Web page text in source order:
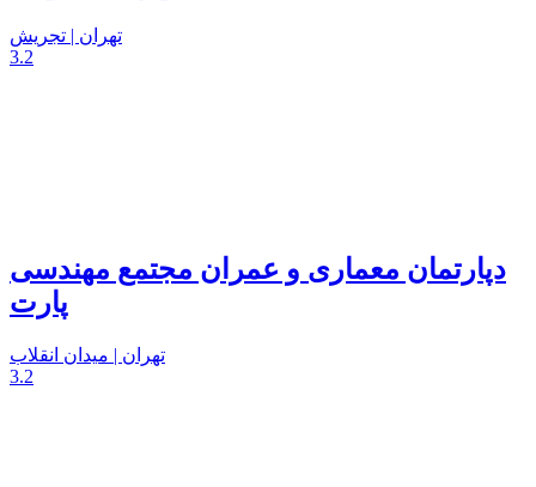
تهران | تجریش
3.2
دپارتمان معماری و عمران مجتمع مهندسی
پارت
تهران | میدان انقلاب
3.2